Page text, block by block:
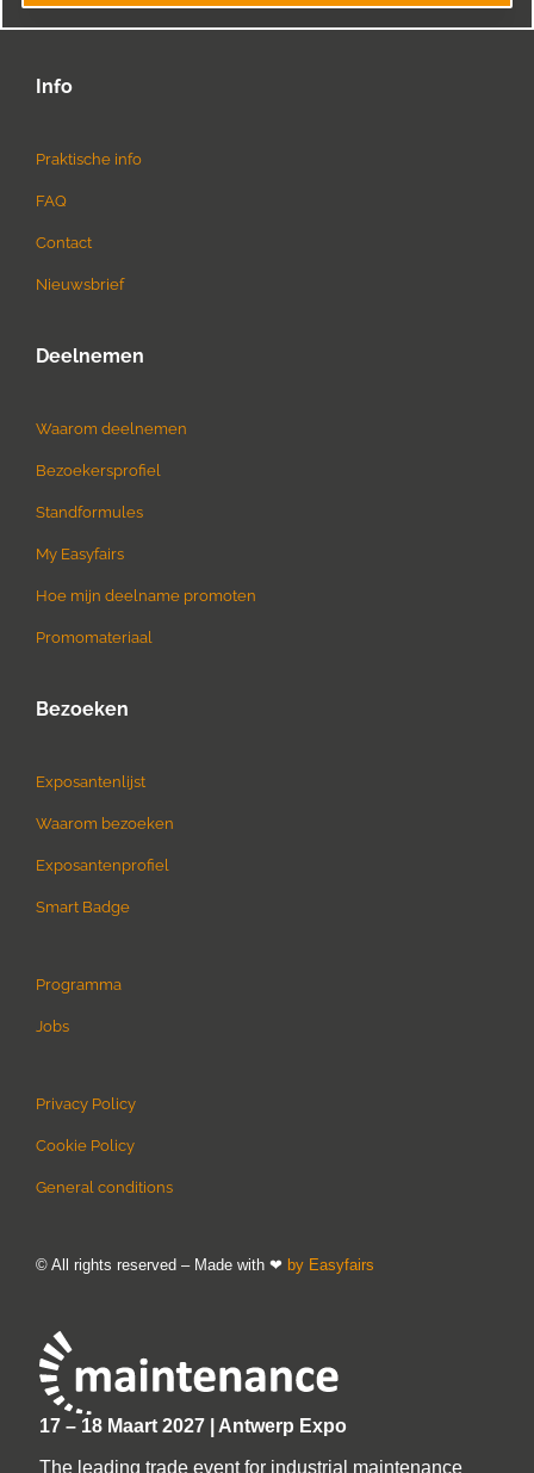
17 – 18 Maart 2027 | Antwerp Expo
The leading trade event for industrial maintenance
Info
Praktische info
FAQ
Contact
Nieuwsbrief
Deelnemen
Waarom deelnemen
Bezoekersprofiel
Standformules
My Easyfairs
Hoe mijn deelname promoten
Promomateriaal
Bezoeken
Exposantenlijst
Waarom bezoeken
Exposantenprofiel
Smart Badge
Programma
Jobs
Privacy Policy
Cookie Policy
General conditions
© All rights reserved – Made with ❤ by Easyfairs